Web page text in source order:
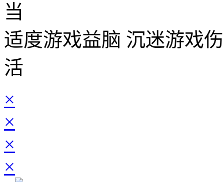
当
适度游戏益脑 沉迷游戏
活
×
×
×
×